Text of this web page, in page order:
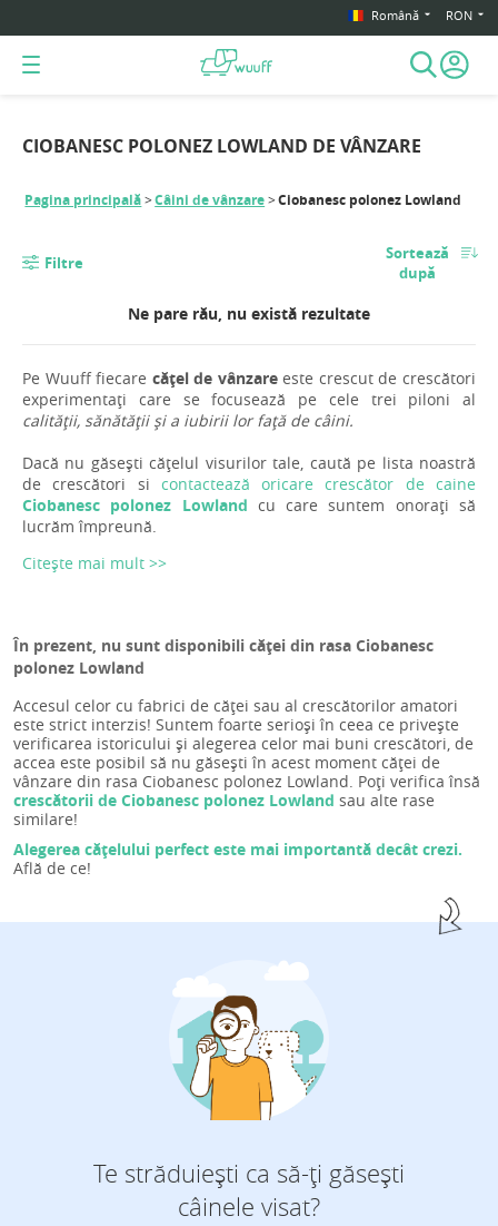
Română RON
CIOBANESC POLONEZ LOWLAND DE VÂNZARE
Pagina principală Câini de vânzare Ciobanesc polonez Lowland
Filtre
Sortează
după
Ne pare rău, nu există rezultate
Pe Wuuff fiecare cățel de vânzareeste crescut de crescători
experimentați care se focusează pe cele trei piloni al
calității, sănătății și a iubirii lor față de câini.
Dacă nu găsești cățelul visurilor tale, caută pe lista noastră
de crescători si contactează oricare crescător de caine
Ciobanesc polonez Lowland cu care suntem onorați să
lucrăm împreună.
Citește mai mult >>
În prezent, nu sunt disponibili căței din rasa Ciobanesc
polonez Lowland
Accesul celor cu fabrici de căței sau al crescătorilor amatori
este strict interzis! Suntem foarte serioși în ceea ce privește
verificarea istoricului și alegerea celor mai buni crescători, de
accea este posibil să nu găsești în acest moment căței de
vânzare din rasa Ciobanesc polonez Lowland. Poți verifica însă
crescătorii de Ciobanesc polonez Lowland sau alte rase
similare!
Alegerea cățelului perfect este mai importantă decât crezi.
Află de ce!
Te străduiești ca să-ți găsești
câinele visat?